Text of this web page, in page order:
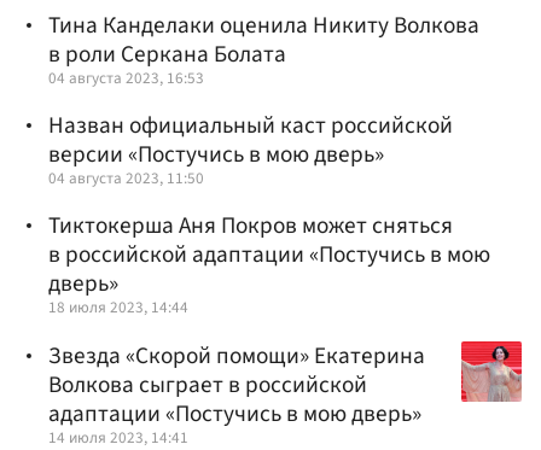
Тина Канделаки оценила Никиту Волкова
в роли Серкана Болата
04 августа 2023, 16:53
Назван официальный каст российской
версии «Постучись в мою дверь»
04 августа 2023, 11:50
Тиктокерша Аня Покров может сняться
в российской адаптации «Постучись в мою
дверь»
18 июля 2023, 14:44
Звезда «Скорой помощи» Екатерина
Волкова сыграет в российской
адаптации «Постучись в мою дверь»
14 июля 2023, 14:41